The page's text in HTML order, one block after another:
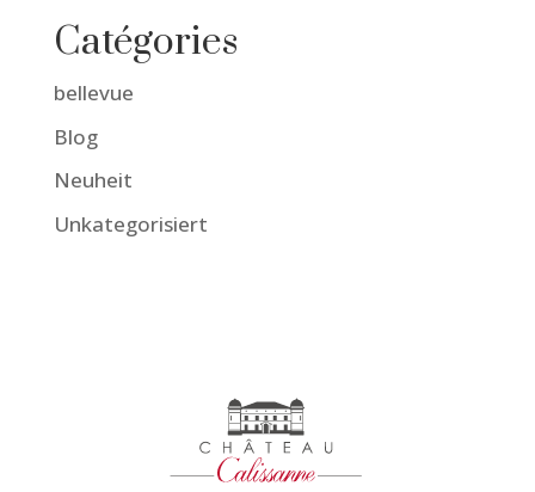
Catégories
bellevue
Blog
Neuheit
Unkategorisiert